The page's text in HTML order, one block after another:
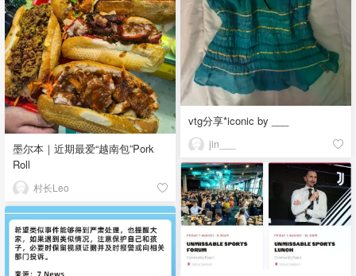
vtg分享*iconic by ___
jin___
墨尔本｜近期最爱“越南包”Pork
Roll
村长Leo